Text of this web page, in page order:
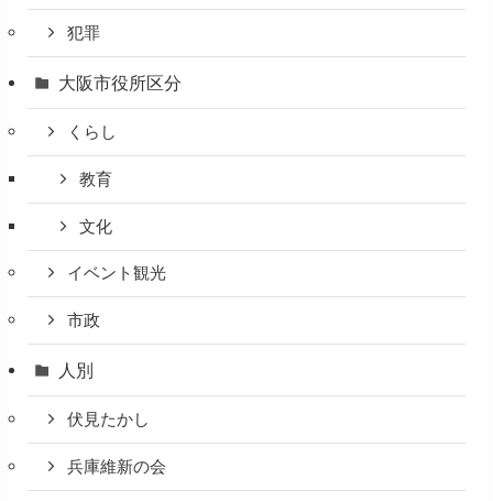
犯罪
大阪市役所区分
くらし
教育
文化
イベント観光
市政
人別
伏見たかし
兵庫維新の会